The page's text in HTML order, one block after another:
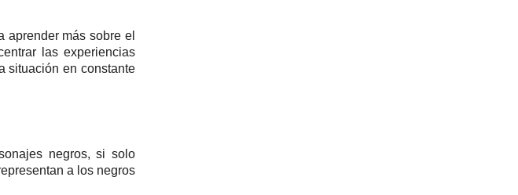
aprender más sobre el
las experiencias
situación en constante
negros, si solo
a los negros